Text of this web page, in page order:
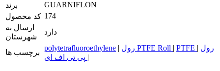
برند
GUARNIFLON
کد محصول 174
ارسال به
شهرستان
دارد
برچسب ها
polytetrafluoroethylene | رول PTFE Roll | PTFE | رول
|